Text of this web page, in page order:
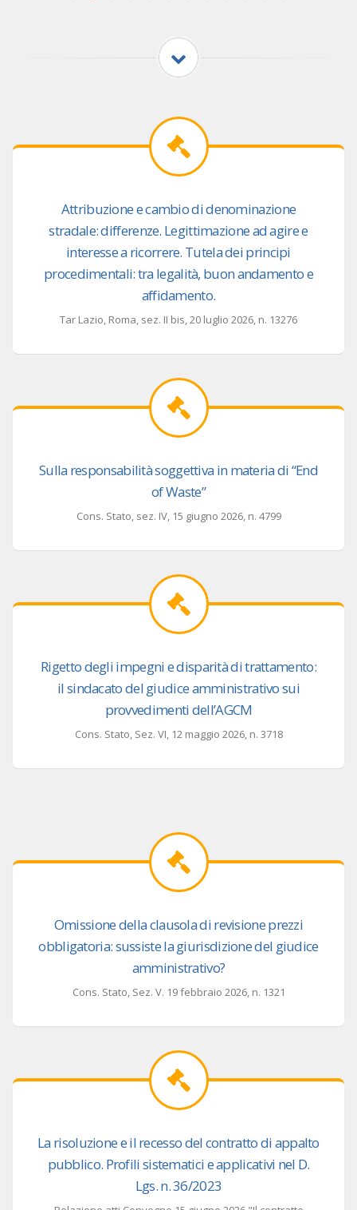
Attribuzione e cambio di denominazione
stradale: differenze. Legittimazione ad agire e
interesse a ricorrere. Tutela dei principi
procedimentali: tra legalità, buon andamento e
affidamento.
Tar Lazio, Roma, sez. II bis, 20 luglio 2026, n. 13276
Sulla responsabilità soggettiva in materia di “End
of Waste”
Cons. Stato, sez. IV, 15 giugno 2026, n. 4799
Rigetto degli impegni e disparità di trattamento:
il sindacato del giudice amministrativo sui
provvedimenti dell’AGCM
Cons. Stato, Sez. VI, 12 maggio 2026, n. 3718
Omissione della clausola di revisione prezzi
obbligatoria: sussiste la giurisdizione del giudice
amministrativo?
Cons. Stato, Sez. V. 19 febbraio 2026, n. 1321
La risoluzione e il recesso del contratto di appalto
pubblico. Profili sistematici e applicativi nel D.
Lgs. n. 36/2023